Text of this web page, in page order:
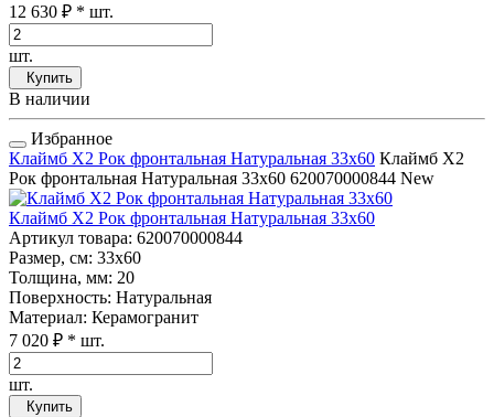
12 630 ₽ * шт.
шт.
Купить
В наличии
Избранное
Клаймб Х2 Рок фронтальная Натуральная 33x60 Клаймб Х2
Рок фронтальная Натуральная 33x60 620070000844 New
Клаймб Х2 Рок фронтальная Натуральная 33x60
Артикул товара: 620070000844
Размер, см: 33x60
Толщина, мм: 20
Поверхность: Натуральная
Материал: Керамогранит
7 020 ₽ * шт.
шт.
Купить